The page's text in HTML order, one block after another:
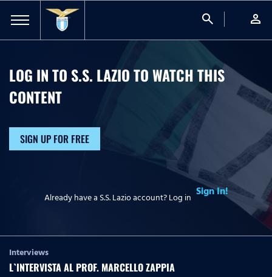
search person
LOG IN TO S.S. LAZIO TO WATCHTHIS
CONTENT
SIGN UP FOR FREE
Already have a S.S. Lazio account? Log in Sign In!
Interviews
L`INTERVISTA AL PROF. MARCELLO ZAPPIA